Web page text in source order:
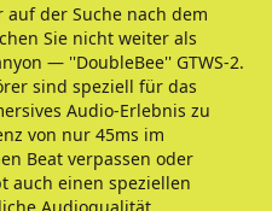
der Suche nach dem
Sie nicht weiter als
— ''DoubleBee'' GTWS-2.
sind speziell für das
Audio-Erlebnis zu
von nur 45ms im
Beat verpassen oder
auch einen speziellen